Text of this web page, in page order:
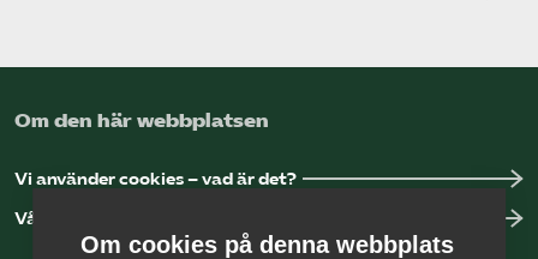
Om den här webbplatsen
Vi använder cookies – vad är det?
Vår dataskyddspolicy
Om cookies på denna webbplats